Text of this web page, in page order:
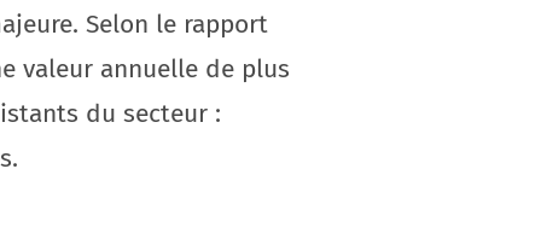
Selon le rapport
valeur annuelle de plus
du secteur :